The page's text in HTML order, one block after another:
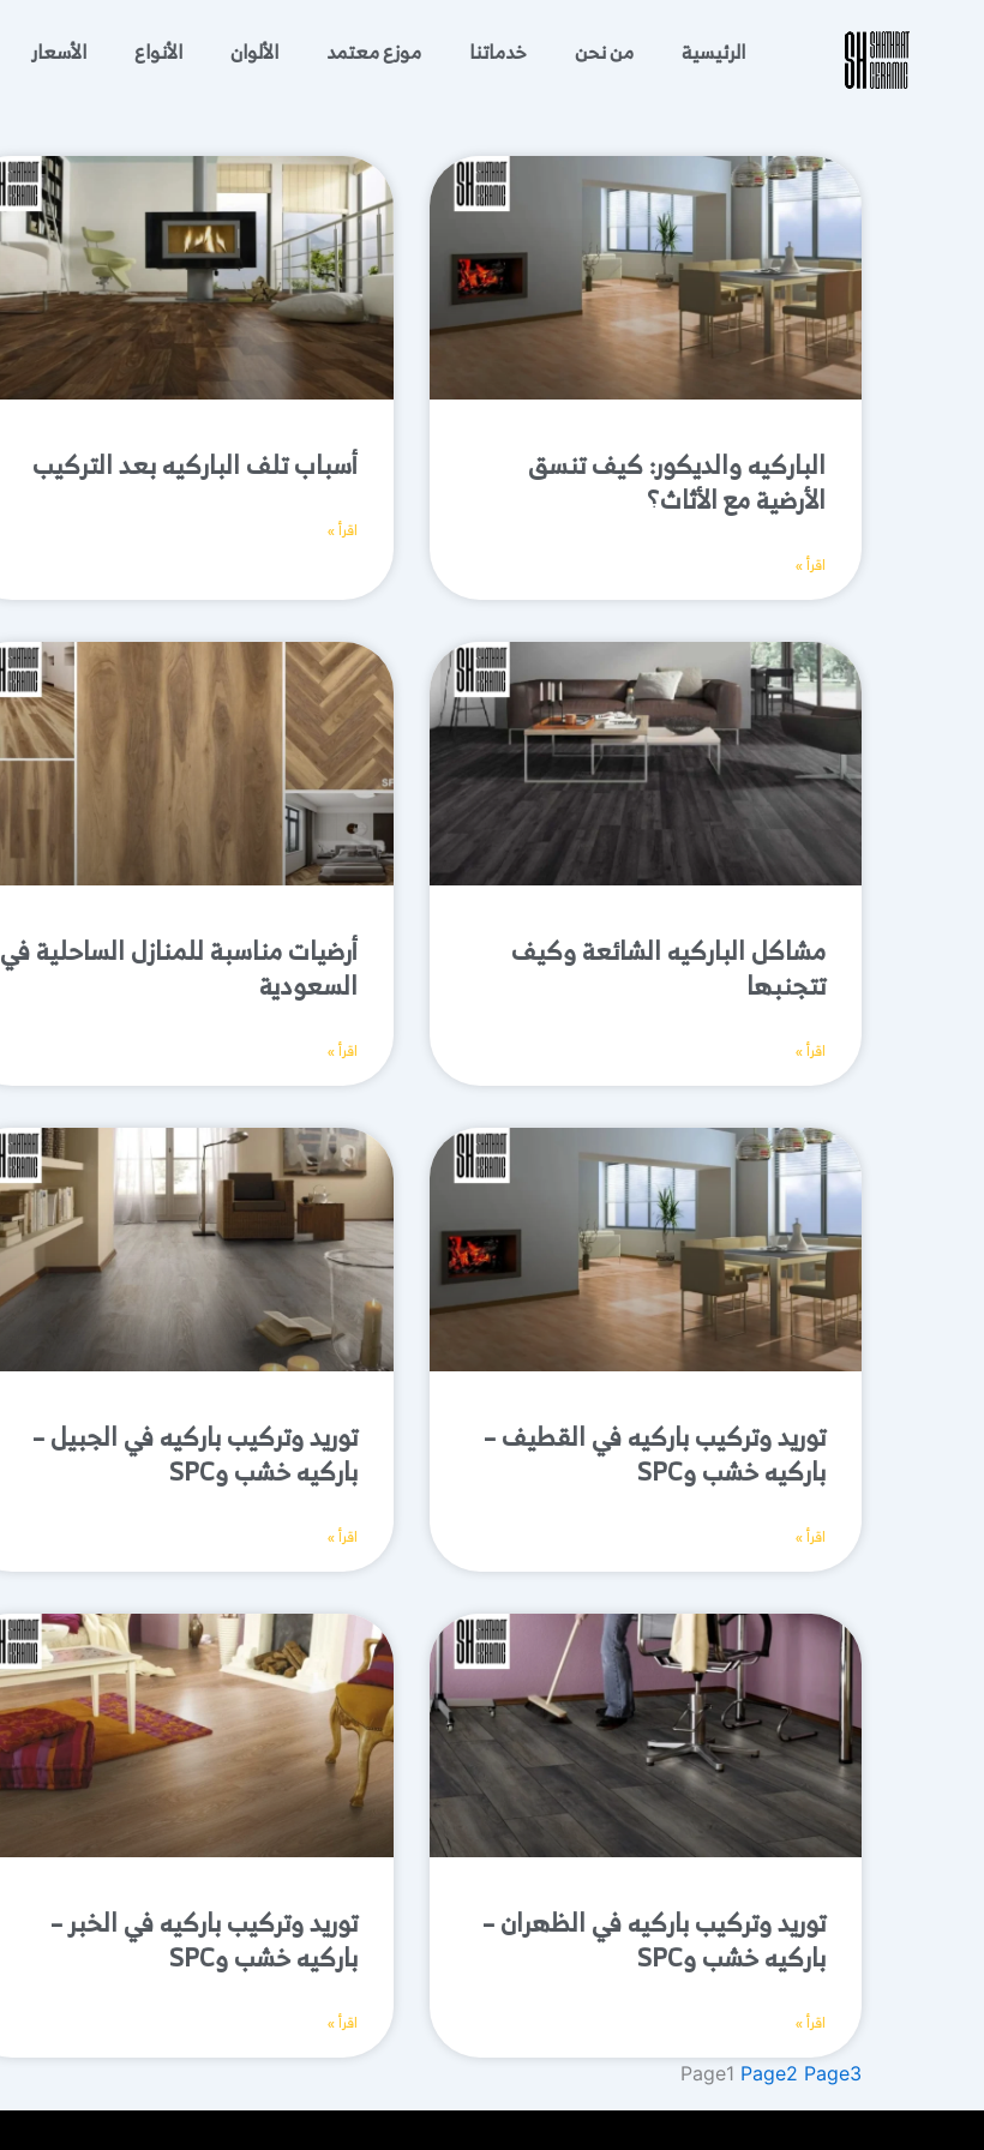
الرئيسية من نحن خدماتنا موزع معتمد الألوان الأنواع الأسعار
الباركيه والديكور: كيف تنسق
الأرضية مع الأثاث؟
اقرأ »
أسباب تلف الباركيه بعد التركيب
اقرأ »
مشاكل الباركيه الشائعة وكيف
تتجنبها
اقرأ »
أرضيات مناسبة للمنازل الساحلية في
السعودية
اقرأ »
توريد وتركيب باركيه في القطيف –
باركيه خشب وSPC
اقرأ »
توريد وتركيب باركيه في الجبيل –
باركيه خشب وSPC
اقرأ »
توريد وتركيب باركيه في الظهران –
باركيه خشب وSPC
اقرأ »
توريد وتركيب باركيه في الخبر –
باركيه خشب وSPC
اقرأ »
Page1 Page2 Page3